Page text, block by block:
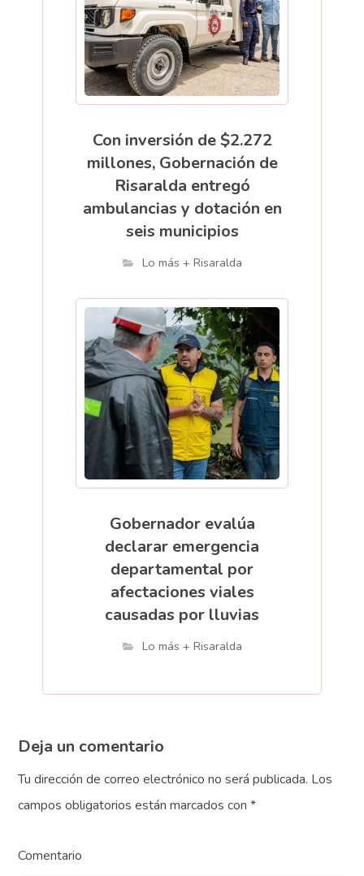
Con inversión de $2.272
millones, Gobernación de
Risaralda entregó
ambulancias y dotación en
seis municipios
Lo más + Risaralda
Gobernador evalúa
declarar emergencia
departamental por
afectaciones viales
causadas por lluvias
Lo más + Risaralda
Deja un comentario
Tu dirección de correo electrónico no será publicada. Los
campos obligatorios están marcados con*
Comentario